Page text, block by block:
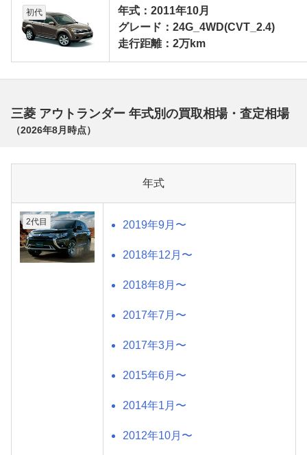
初代
年式：2011年10月
グレード：24G_4WD(CVT_2.4)
走行距離：2万km
三菱 アウトランダー 年式別の買取相場・査定相場
（2026年8月 時点）
年式
2代目 2019年9月〜
2018年12月〜
2018年8月〜
2017年7月〜
2017年3月〜
2015年6月〜
2014年1月〜
2012年10月〜